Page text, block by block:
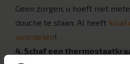
Geen zorgen, u hoeft niet
douche te staan. Al heeft koud
voordelen !
4. Schaf een